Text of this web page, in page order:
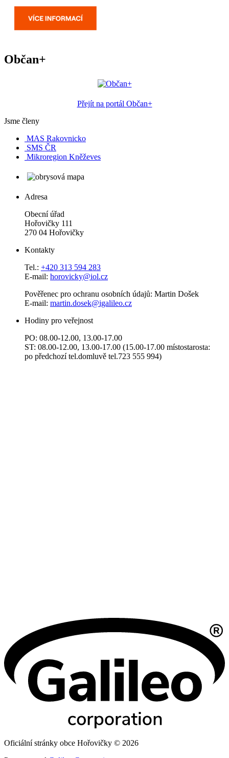
Občan+
Přejít na portál Občan+
Jsme členy
MAS Rakovnicko
SMS ČR
Mikroregion Kněževes
Adresa
Obecní úřad
Hořovičky 111
270 04 Hořovičky
Kontakty
Tel.: +420 313 594 283
E-mail: horovicky@iol.cz
Pověřenec pro ochranu osobních údajů: Martin Došek
E-mail: martin.dosek@igalileo.cz
Hodiny pro veřejnost
PO: 08.00-12.00, 13.00-17.00
ST: 08.00-12.00, 13.00-17.00 (15.00-17.00 místostarosta:
po předchozí tel.domluvě tel.723 555 994)
Oficiální stránky obce Hořovičky © 2026